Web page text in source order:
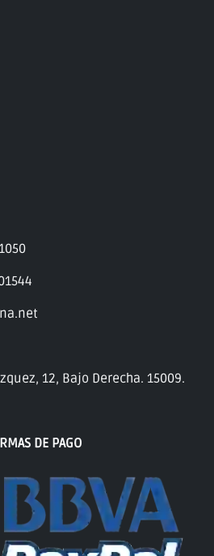
12, Bajo Derecha. 15009.
DE PAGO